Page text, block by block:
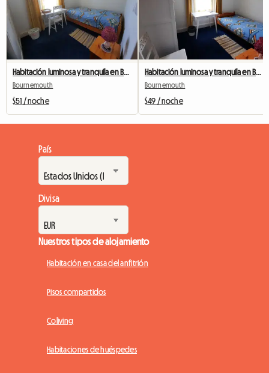
Habitación luminosa y tranquila en Bournemouth
Bournemouth
$51 / noche
Habitación luminosa y tranquila en Bournemouth
Bournemouth
$49 / noche
País
Divisa
Nuestros tipos de alojamiento
Habitación en casa del anfitrión
Pisos compartidos
Coliving
Habitaciones de huéspedes